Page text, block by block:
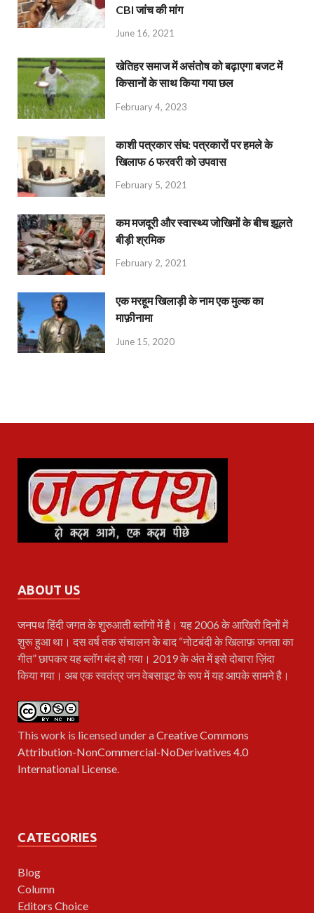
CBI जांच की मांग
June 16, 2021
खेतिहर समाज में असंतोष को बढ़ाएगा बजट में
किसानों के साथ किया गया छल
February 4, 2023
काशी पत्रकार संघ: पत्रकारों पर हमले के
खिलाफ 6 फरवरी को उपवास
February 5, 2021
कम मजदूरी और स्वास्थ्य जोखिमों के बीच झूलते
बीड़ी श्रमिक
February 2, 2021
एक मरहूम खिलाड़ी के नाम एक मुल्क का
माफ़ीनामा
June 15, 2020
ABOUT US
जनपथहिंदी जगत के शुरुआती ब्लॉगों में है। यह 2006 के आखिरी दिनों में
शुरू हुआ था। दस वर्ष तक संचालन के बाद “नोटबंदी के खिलाफ़ जनता का
गीत” छापकर यह ब्लॉग बंद हो गया। 2019 के अंत में इसे दोबारा ज़िंदा
किया गया। अब एक स्वतंत्र जन वेबसाइट के रूप में यह आपके सामने है।
This work is licensed under aCreative Commons
Attribution-NonCommercial-NoDerivatives 4.0
International License.
CATEGORIES
Blog
Column
Editors Choice